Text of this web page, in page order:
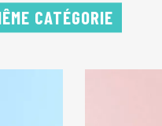
CATÉGORIE